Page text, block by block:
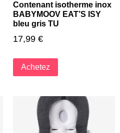
Contenant isotherme inox
BABYMOOV EAT’S ISY
bleu gris TU
17,99 €
Achetez